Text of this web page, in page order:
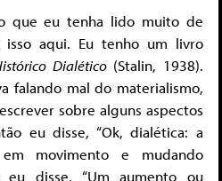
que eu tenha lido muito de
aqui. Eu tenho um livro
Dialético(Stalin, 1938).
falando mal do materialismo,
sobre alguns aspectos
eu disse, “Ok, dialética: a
movimento e mudando
eu disse, “Um aumento ou